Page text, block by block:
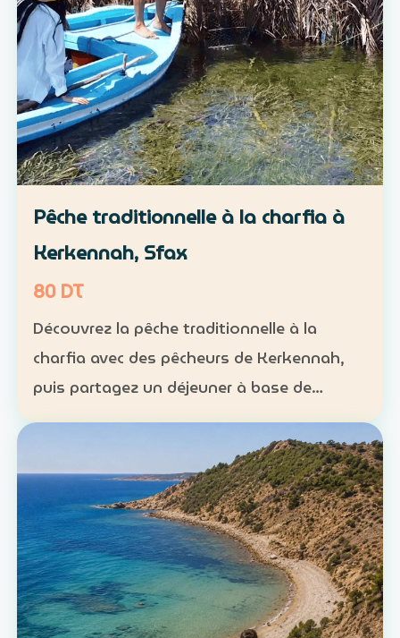
Pêche traditionnelle à la charfia à
Kerkennah, Sfax
80 DT
Découvrez la pêche traditionnelle à la
charfia avec des pêcheurs de Kerkennah,
puis partagez un déjeuner à base de
poisson. Expérience : sortie en mer et
découverte d’une technique de pêche
ancestrale Patrimoine : la c…